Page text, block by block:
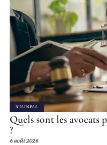
BUSINESS
Quels sont les avocats
?
6 août 2026